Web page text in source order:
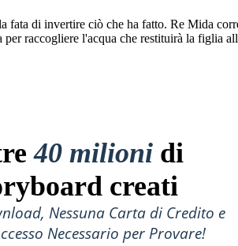
fata di invertire ciò che ha fatto. Re Mida
per raccogliere l'acqua che restituirà la figlia
40 milioni di
creati
Nessuna Carta di Credito e
Necessario per Provare!